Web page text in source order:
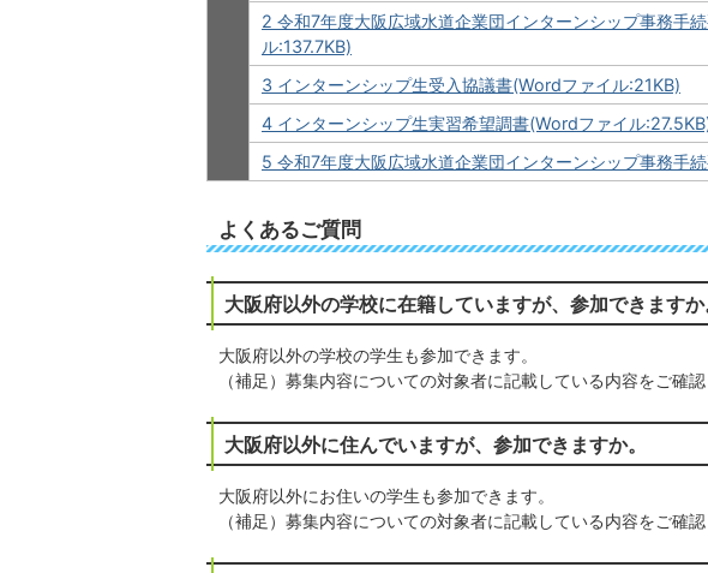
2 令和7年度大阪広域水道企業団インターンシップ事務手
ル:137.7KB)
3 インターンシップ生受入協議書(Wordファイル:21KB)
4 インターンシップ生実習希望調書(Wordファイル
5 令和7年度大阪広域水道企業団インターンシップ事務手
よくあるご質問
大阪府以外の学校に在籍していますが、参加できますか
大阪府以外の学校の学生も参加できます。
（補足）募集内容についての対象者に記載している内容をご確認
大阪府以外に住んでいますが、参加できますか。
大阪府以外にお住いの学生も参加できます。
（補足）募集内容についての対象者に記載している内容をご確認